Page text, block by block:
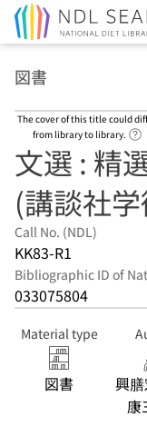
図書
The cover of this title could
from library to library.
文選 : 精
(講談社
Call No. (NDL)
KK83-R1
Bibliographic ID of
033075804
Material type
図書
興
康